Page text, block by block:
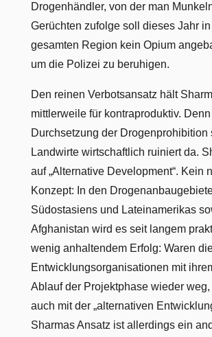
Drogenhändler, von der man
Gerüchten zufolge soll dieses Jahr
gesamten Region kein Opium
um die Polizei zu beruhigen.
Den reinen Verbotsansatz hält
mittlerweile für kontraproduktiv.
Durchsetzung der Drogenprohibition
Landwirte wirtschaftlich ruiniert da.
auf „Alternative Development“. Kein
Konzept: In den
Südostasiens und Lateinamerikas
Afghanistan wird es seit langem
wenig anhaltendem Erfolg: Waren
Entwicklungsorganisationen mit
Ablauf der Projektphase wieder
auch mit der „alternativen
Sharmas Ansatz ist allerdings ein